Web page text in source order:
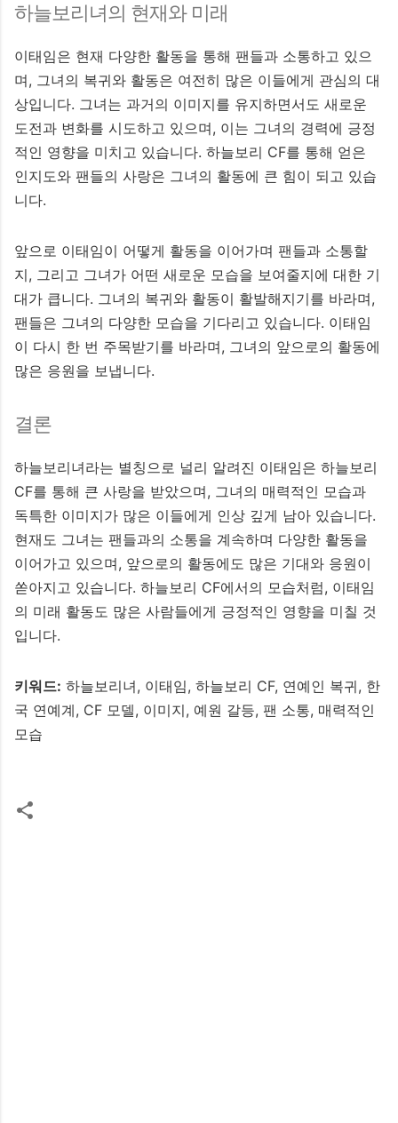
하늘보리녀의 현재와 미래
이태임은 현재 다양한 활동을 통해 팬들과 소통하고 있으
며, 그녀의 복귀와 활동은 여전히 많은 이들에게 관심의 대
상입니다. 그녀는 과거의 이미지를 유지하면서도 새로운
도전과 변화를 시도하고 있으며, 이는 그녀의 경력에 긍정
적인 영향을 미치고 있습니다. 하늘보리 CF를 통해 얻은
인지도와 팬들의 사랑은 그녀의 활동에 큰 힘이 되고 있습
니다.
앞으로 이태임이 어떻게 활동을 이어가며 팬들과 소통할
지, 그리고 그녀가 어떤 새로운 모습을 보여줄지에 대한 기
대가 큽니다. 그녀의 복귀와 활동이 활발해지기를 바라며,
팬들은 그녀의 다양한 모습을 기다리고 있습니다. 이태임
이 다시 한 번 주목받기를 바라며, 그녀의 앞으로의 활동에
많은 응원을 보냅니다.
결론
하늘보리녀라는 별칭으로 널리 알려진 이태임은 하늘보리
CF를 통해 큰 사랑을 받았으며, 그녀의 매력적인 모습과
독특한 이미지가 많은 이들에게 인상 깊게 남아 있습니다.
현재도 그녀는 팬들과의 소통을 계속하며 다양한 활동을
이어가고 있으며, 앞으로의 활동에도 많은 기대와 응원이
쏟아지고 있습니다. 하늘보리 CF에서의 모습처럼, 이태임
의 미래 활동도 많은 사람들에게 긍정적인 영향을 미칠 것
입니다.
키워드: 하늘보리녀, 이태임, 하늘보리 CF, 연예인 복귀, 한
국 연예계, CF 모델, 이미지, 예원 갈등, 팬 소통, 매력적인
모습